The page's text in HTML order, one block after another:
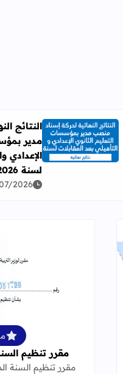
اقرأ المزيد عن
النتائج
مدير
الإعدادي
لسنة 2026
2026
مقرر تنظيم السنة